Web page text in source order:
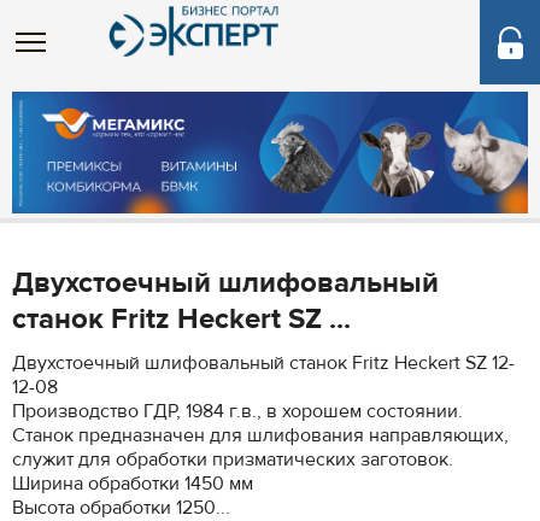
Двухстоечный шлифовальный
станок Fritz Heckert SZ ...
Двухстоечный шлифовальный станок Fritz Heckert SZ 12-
12-08
Производство ГДР, 1984 г.в., в хорошем состоянии.
Станок предназначен для шлифования направляющих,
служит для обработки призматических заготовок.
Ширина обработки 1450 мм
Высота обработки 1250...